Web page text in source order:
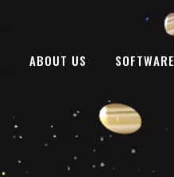
ABOUT US SOFTWARE